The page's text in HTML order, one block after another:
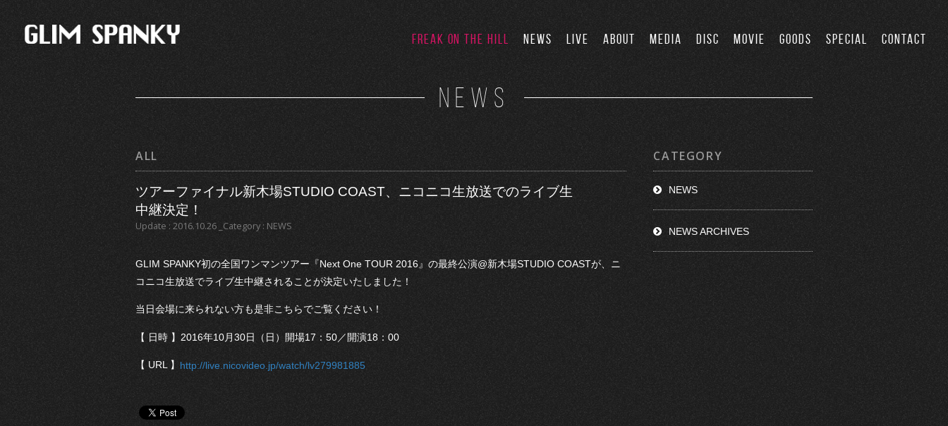
FREAK ON THE HILL NEWS LIVE ABOUT MEDIA DISC MOVIE GOODS SPECIAL CONTACT
NEWS
ALL
ツアーファイナル新木場STUDIO COAST、ニコニコ生放送でのライブ生
中継決定！
Update : 2016.10.26 _Category : NEWS
GLIM SPANKY初の全国ワンマンツアー『Next One TOUR 2016』の最終公演@新木場STUDIO COASTが、ニ
コニコ生放送でライブ生中継されることが決定いたしました！
当日会場に来られない方も是非こちらでご覧ください！
【 日時 】2016年10月30日（日）開場17：50／開演18：00
【 URL 】 http://live.nicovideo.jp/watch/lv279981885
CATEGORY
NEWS
NEWS ARCHIVES